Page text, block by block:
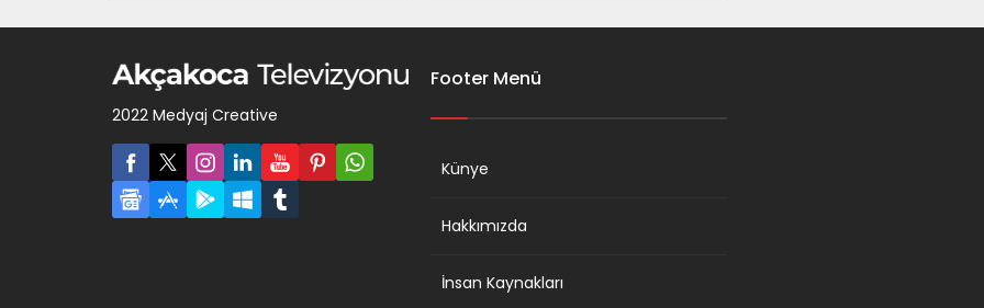
2022 Medyaj Creative
Footer Menü
Künye
Hakkımızda
İnsan Kaynakları